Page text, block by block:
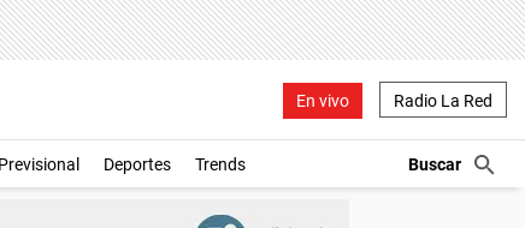
En vivo Radio La Red
Previsional Deportes Trends